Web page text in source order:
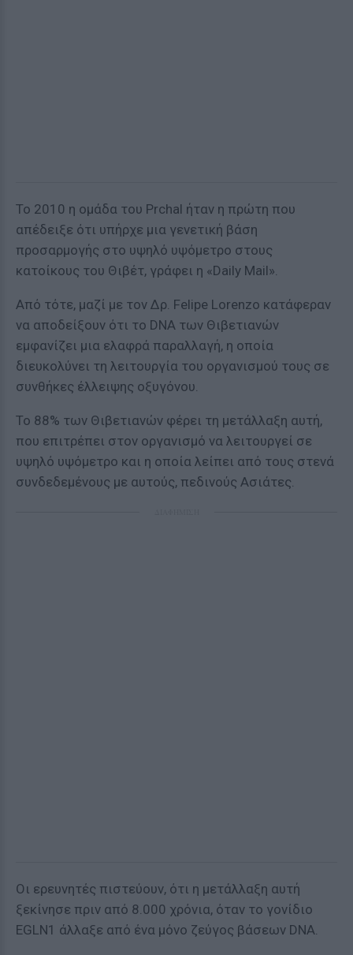
Το 2010 η ομάδα του Prchal ήταν η πρώτη που
απέδειξε ότι υπήρχε μια γενετική βάση
προσαρμογής στο υψηλό υψόμετρο στους
κατοίκους του Θιβέτ, γράφει η «Daily Mail».
Από τότε, μαζί με τον Δρ. Felipe Lorenzo κατάφεραν
να αποδείξουν ότι το DNA των Θιβετιανών
εμφανίζει μια ελαφρά παραλλαγή, η οποία
διευκολύνει τη λειτουργία του οργανισμού τους σε
συνθήκες έλλειψης οξυγόνου.
Το 88% των Θιβετιανών φέρει τη μετάλλαξη αυτή,
που επιτρέπει στον οργανισμό να λειτουργεί σε
υψηλό υψόμετρο και η οποία λείπει από τους στενά
συνδεδεμένους με αυτούς, πεδινούς Ασιάτες.
Οι ερευνητές πιστεύουν, ότι η μετάλλαξη αυτή
ξεκίνησε πριν από 8.000 χρόνια, όταν το γονίδιο
EGLN1 άλλαξε από ένα μόνο ζεύγος βάσεων DNA.